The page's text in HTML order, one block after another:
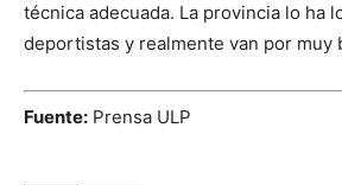
técnica adecuada. La provincia lo ha
deportistas y realmente van por muy
Fuente: Prensa ULP